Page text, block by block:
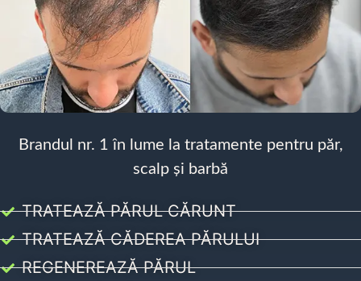
Brandul nr. 1 în lume la tratamente pentru păr,
scalp și barbă
TRATEAZĂ PĂRUL CĂRUNT
TRATEAZĂ CĂDEREA PĂRULUI
REGENEREAZĂ PĂRUL